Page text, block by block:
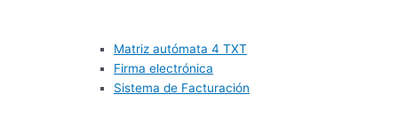
Matriz autómata 4 TXT
Firma electrónica
Sistema de Facturación